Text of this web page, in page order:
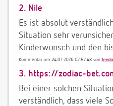
2. Nile
Es ist absolut
Situation sehr
Kinderwunsch und den
Kommentar am 24.07.2026 07:57:48 von
3. https://zodiac-
Bei einer solchen
verständlich, dass viele